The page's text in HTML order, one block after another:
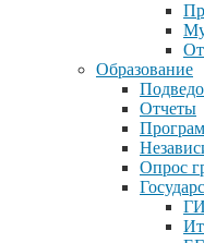
Образование
Отчеты
Опрос